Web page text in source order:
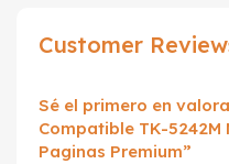
Customer
Sé el primero en
Compatible TK-5242M
Paginas Premium”